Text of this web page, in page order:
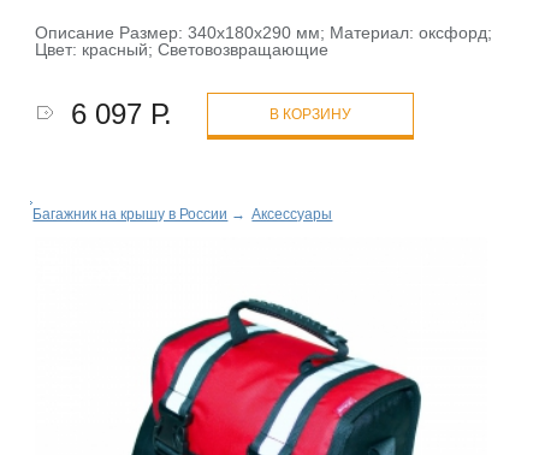
Описание Размер: 340х180х290 мм; Материал: оксфорд;
Цвет: красный; Световозвращающие
6 097 Р. В КОРЗИНУ
Багажник на крышу в России → Аксессуары